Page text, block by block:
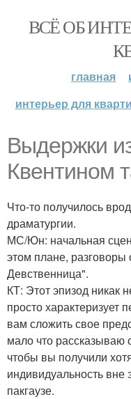
ВСЁ ОБ
главная
интерьер для
Выдержки
Квентином
Что-то получилось
драматургии.
МС/Юн: начальная
этом плане,
Девственница".
КТ: Этот эпизод никак
просто характеризует
вам сложить свое
мало что рассказываю
чтобы вы получили
индивидуальность вне
пакгаузе.